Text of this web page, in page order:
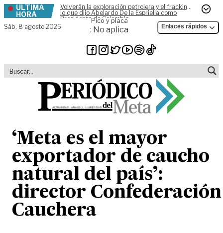
Skip to content
ÚLTIMA
HORA
Volverán la exploración petrolera y el fracking,
lo que dijo Abelardo De la Espriella como
Presidente de Colombia
Sáb, 8 agosto 2026
Pico y placa
: No aplica Enlaces rápidos
‘Meta es el mayor
exportador de caucho
natural del país’:
director Confederación
Cauchera